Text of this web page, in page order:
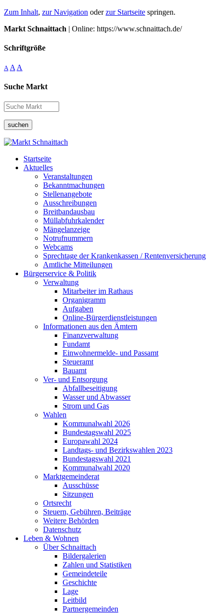
Zum Inhalt, zur Navigation oderzur Startseite springen.
Markt Schnaittach | Online: https://www.schnaittach.de/
Schriftgröße
A A A
Suche Markt
suchen
Startseite
Aktuelles
Veranstaltungen
Bekanntmachungen
Stellenangebote
Ausschreibungen
Breitbandausbau
Müllabfuhrkalender
Mängelanzeige
Notrufnummern
Webcams
Sprechtage der Krankenkassen / Rentenversicherung
Amtliche Mitteilungen
Bürgerservice & Politik
Verwaltung
Mitarbeiter im Rathaus
Organigramm
Aufgaben
Online-Bürgerdienstleistungen
Informationen aus den Ämtern
Finanzverwaltung
Fundamt
Einwohnermelde- und Passamt
Steueramt
Bauamt
Ver- und Entsorgung
Abfallbeseitigung
Wasser und Abwasser
Strom und Gas
Wahlen
Kommunalwahl 2026
Bundestagswahl 2025
Europawahl 2024
Landtags- und Bezirkswahlen 2023
Bundestagswahl 2021
Kommunalwahl 2020
Marktgemeinderat
Ausschüsse
Sitzungen
Ortsrecht
Steuern, Gebühren, Beiträge
Weitere Behörden
Datenschutz
Leben & Wohnen
Über Schnaittach
Bildergalerien
Zahlen und Statistiken
Gemeindeteile
Geschichte
Lage
Leitbild
Partnergemeinden